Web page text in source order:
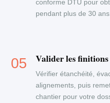
conforme DTU pour
pendant plus de 30 ans.
Valider les finitions
Vérifier étanchéité,
alignements, puis
chantier pour votre